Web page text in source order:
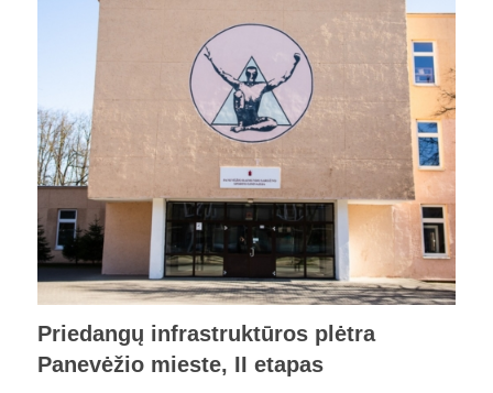
Priedangų infrastruktūros plėtra
Panevėžio mieste, II etapas